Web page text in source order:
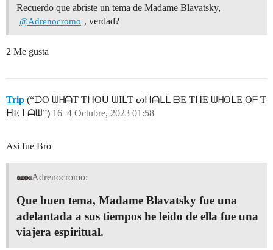
Recuerdo que abriste un tema de Madame Blavatsky,
@Adrenocromo , verdad?
2 Me gusta
Trip (“ᗪO ᗯᕼᗩT TᕼOᑌ ᗯIᒪT ᔕᕼᗩᒪᒪ ᗷE TᕼE ᗯᕼOᒪE Oᖴ T
ᕼE ᒪᗩᗯ”)
4 Octubre, 2023 01:58
16
Asi fue Bro
Adrenocromo:
Que buen tema, Madame Blavatsky fue una
adelantada a sus tiempos he leido de ella fue una
viajera espiritual.